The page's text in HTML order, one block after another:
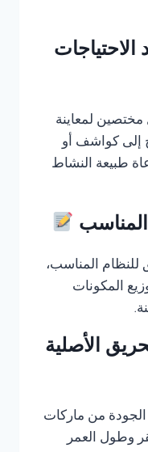
لمعاينة
إلى كواشف أو
طبيعة النشاط
للنظام المناسب،
المكونات
الجودة من ماركات
وطول العمر